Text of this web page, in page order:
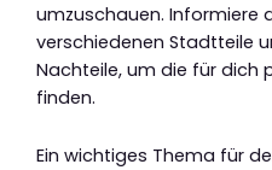
umzuschauen. Informiere
verschiedenen Stadtteile
Nachteile, um die für dich
finden.
Ein wichtiges Thema für